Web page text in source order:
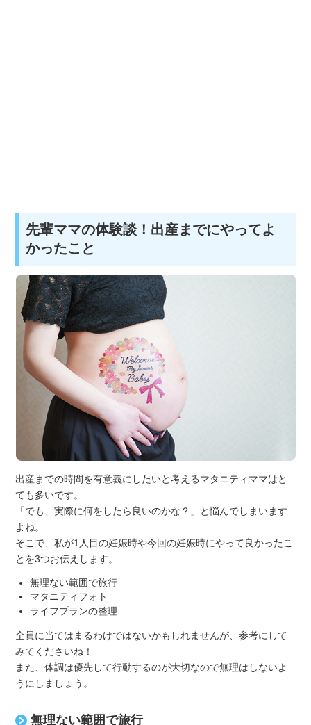
先輩ママの体験談！出産までにやってよ
かったこと
出産までの時間を有意義にしたいと考えるマタニティママはと
ても多いです。
「でも、実際に何をしたら良いのかな？」と悩んでしまいます
よね。
そこで、私が1人目の妊娠時や今回の妊娠時にやって良かったこ
とを3つお伝えします。
無理ない範囲で旅行
マタニティフォト
ライフプランの整理
全員に当てはまるわけではないかもしれませんが、参考にして
みてくださいね！
また、体調は優先して行動するのが大切なので無理はしないよ
うにしましょう。
無理ない範囲で旅行